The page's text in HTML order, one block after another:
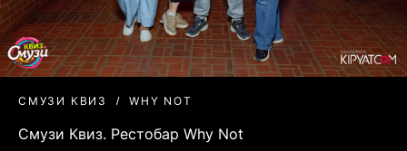
СМУЗИ КВИЗ WHY NOT
Смузи Квиз. Рестобар Why Not